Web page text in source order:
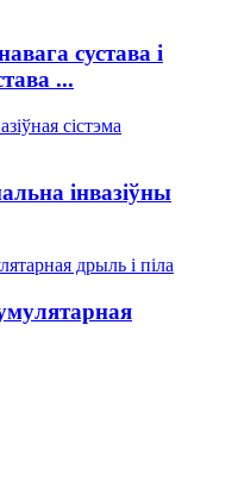
сустава і
...
інвазіўны